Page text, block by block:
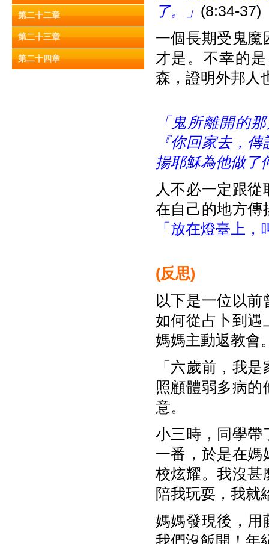
第二十二章
第二十三章
第二十四章
了。」 (8:34-37)
一個長期受鬼魔
才是。不幸的
森，證明外邦人
「鬼所離開的
『你回家去，
揚耶穌為他做了
人不必一定跟
在自己的地方傳
「放在燈臺上
(反思)
以下是一位以
如何從占卜到遇
媽媽主動返教會
「六歲前，我
照顧體弱多病
意。
小三時，同學帶
一番，於是在媽
校炫耀。我沒甚
陪我玩耍，我就
媽媽發現後，用
我們沒飯開！年